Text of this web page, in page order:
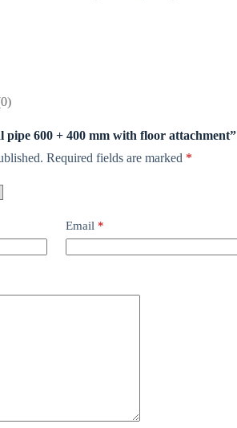
600 + 400 mm with floor attachment”
Required fields are marked *
Email *